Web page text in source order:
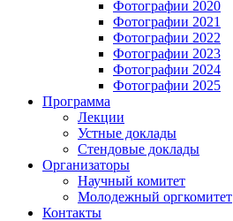
Фотографии 2020
Фотографии 2021
Фотографии 2022
Фотографии 2023
Фотографии 2024
Фотографии 2025
Программа
Лекции
Устные доклады
Стендовые доклады
Организаторы
Научный комитет
Молодежный оргкомитет
Контакты